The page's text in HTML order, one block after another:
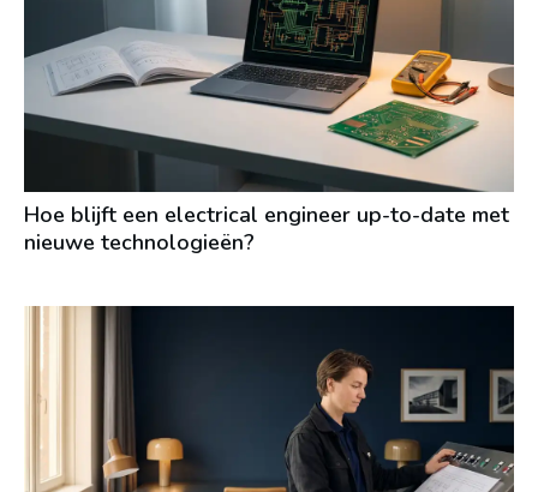
Hoe blijft een electrical engineer up-to-date met
nieuwe technologieën?